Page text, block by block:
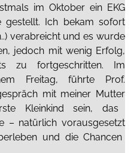
im Oktober ein EKG
gestellt. Ich bekam sofort
verabreichtund es wurde
jedoch mit wenig Erfolg,
zu fortgeschritten. Im
Freitag,führte Prof.
mit meiner Mutter
Kleinkind sein, das
– natürlich vorausgesetzt
und die Chancen